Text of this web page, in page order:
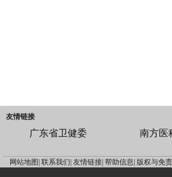
友情链接
广东省卫健委 南方医
网站地图| 联系我们| 友情链接| 帮助信息| 版权与免